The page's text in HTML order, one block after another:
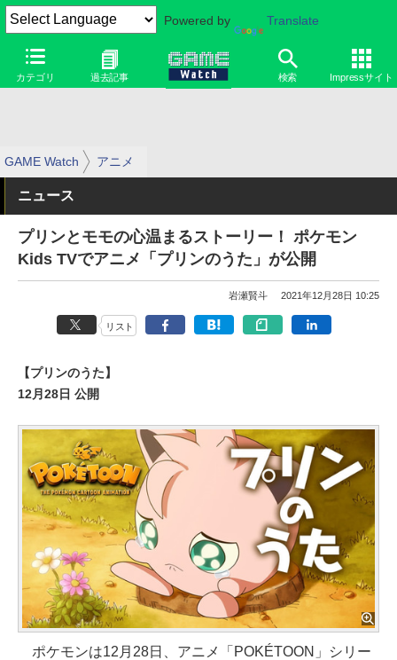
Powered by Translate
カテゴリ 過去記事 検索 Impressサイト
GAME Watch アニメ
ニュース
プリンとモモの心温まるストーリー！ ポケモン
Kids TVでアニメ「プリンのうた」が公開
岩瀬賢斗 2021年12月28日 10:25
リスト
【プリンのうた】
12月28日 公開
ポケモンは12月28日、アニメ「POKÉTOON」シリー